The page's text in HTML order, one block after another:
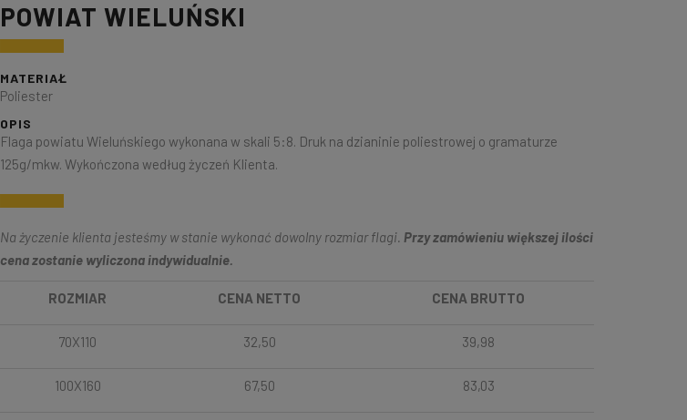
POWIAT WIELUŃSKI
MATERIAŁ
Poliester
OPIS
Flaga powiatu Wieluńskiego wykonana w skali 5:8. Druk na dzianinie poliestrowej o gramaturze
125g/mkw. Wykończona według życzeń Klienta.
Na życzenie klienta jesteśmy w stanie wykonać dowolny rozmiar flagi. Przy zamówieniu większej ilości
cena zostanie wyliczona indywidualnie.
ROZMIAR CENA NETTO CENA BRUTTO
70X110 32,50 39,98
100X160 67,50 83,03